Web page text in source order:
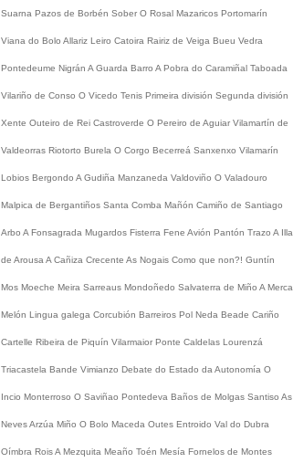
Suarna Pazos de Borbén Sober O Rosal Mazaricos Portomarín
Viana do Bolo Allariz Leiro Catoira Rairiz de Veiga Bueu Vedra
Pontedeume Nigrán A Guarda Barro A Pobra do Caramiñal Taboada
Vilariño de Conso O Vicedo Tenis Primeira división Segunda división
Xente Outeiro de Rei Castroverde O Pereiro de Aguiar Vilamartín de
Valdeorras Riotorto Burela O Corgo Becerreá Sanxenxo Vilamarín
Lobios Bergondo A Gudiña Manzaneda Valdoviño O Valadouro
Malpica de Bergantiños Santa Comba Mañón Camiño de Santiago
Arbo A Fonsagrada Mugardos Fisterra Fene Avión Pantón Trazo A Illa
de Arousa A Cañiza Crecente As Nogais Como que non?! Guntín
Mos Moeche Meira Sarreaus Mondoñedo Salvaterra de Miño A Merca
Melón Lingua galega Corcubión Barreiros Pol Neda Beade Cariño
Cartelle Ribeira de Piquín Vilarmaior Ponte Caldelas Lourenzá
Triacastela Bande Vimianzo Debate do Estado da Autonomía O
Incio Monterroso O Saviñao Pontedeva Baños de Molgas Santiso As
NevesArzúa Miño O Bolo Maceda Outes Entroido Val do Dubra
Oímbra RoisA Mezquita Meaño Toén Mesía Fornelos de Montes